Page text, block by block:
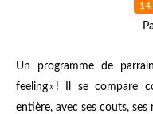
Un programme de
feeling » ! Il se compare
entière, avec ses couts, ses